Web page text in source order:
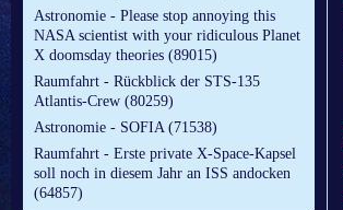
Astronomie - Please stop annoying this
NASA scientist with your ridiculous Planet
X doomsday theories (89015)
Raumfahrt - Rückblick der STS-135
Atlantis-Crew (80259)
Astronomie - SOFIA (71538)
Raumfahrt - Erste private X-Space-Kapsel
soll noch in diesem Jahr an ISS andocken
(64857)